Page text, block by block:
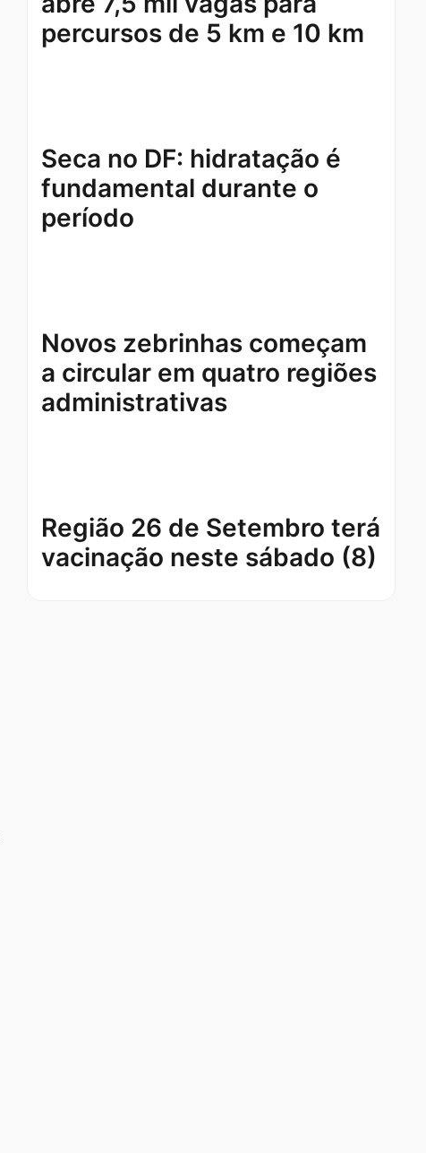
percursos de 5 km e 10 km
Seca no DF: hidratação é
fundamental durante o
período
Novos zebrinhas começam
a circular em quatro regiões
administrativas
Região 26 de Setembro terá
vacinação neste sábado (8)